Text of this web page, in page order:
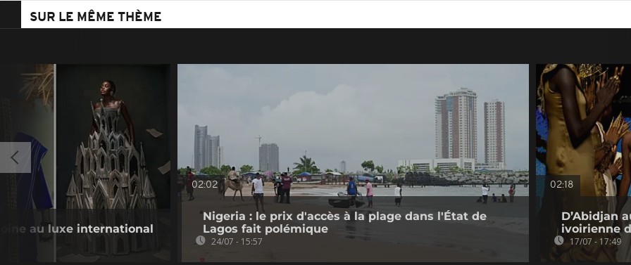
SUR LE MÊME THÈME
au luxe international
02:02
Nigeria : le prix d'accès à la plage dans l'État de
Lagos fait polémique
24/07 - 15:57
02:18
D’Abidjan
ivoirienne
17/07 - 17:49